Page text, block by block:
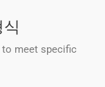
meet specific